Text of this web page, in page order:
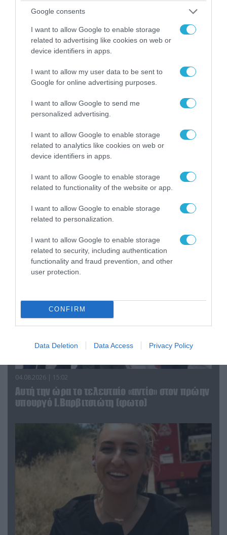
Google consents
I want to allow Google to enable storage
related to advertising like cookies on web or
device identifiers in apps.
I want to allow my user data to be sent to
Google for online advertising purposes.
I want to allow Google to send me
personalized advertising.
I want to allow Google to enable storage
related to analytics like cookies on web or
device identifiers in apps.
I want to allow Google to enable storage
related to functionality of the website or app.
I want to allow Google to enable storage
related to personalization.
I want to allow Google to enable storage
related to security, including authentication
functionality and fraud prevention, and other
user protection.
CONFIRM
Data Deletion Data Access Privacy Policy
06.08.2026 | 14:02
«Επιχείρηση ελεύθερα πεζοδρόμια» στην
Αθήνα: Απομακρύνθηκαν παράνομα
αντικείμενα από κοινόχρηστους χώρους
«Οι εντελώς αθώοι»: Η ανάρτηση του Αρκά για
τα ζώα που χάθηκαν στις πυρκαγιές της
04.08.2026 | 15:02
Αυτή την ώρα το τελευταίο «αντίο» στον πρώην
υπουργό Ι.Βαρβιτσιώτη (φωτο)